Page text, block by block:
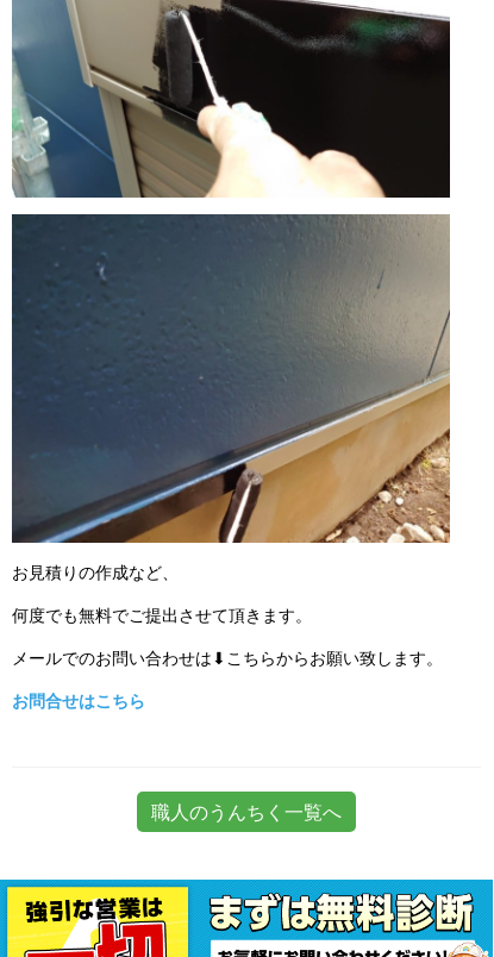
お見積りの作成など、
何度でも無料でご提出させて頂きます。
メールでのお問い合わせは⬇こちらからお願い致します。
お問合せはこちら
職人のうんちく一覧へ